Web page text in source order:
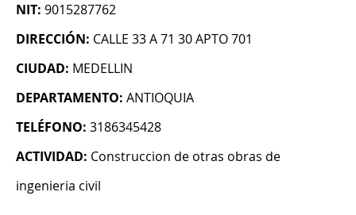
NIT: 9015287762
DIRECCIÓN: CALLE 33 A 71 30 APTO 701
CIUDAD: MEDELLIN
DEPARTAMENTO: ANTIOQUIA
TELÉFONO: 3186345428
ACTIVIDAD: Construccion de otras obras de
ingenieria civil